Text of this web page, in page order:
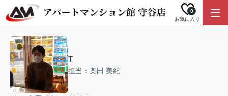
お気に入り
0
T
担当：奥田 美紀